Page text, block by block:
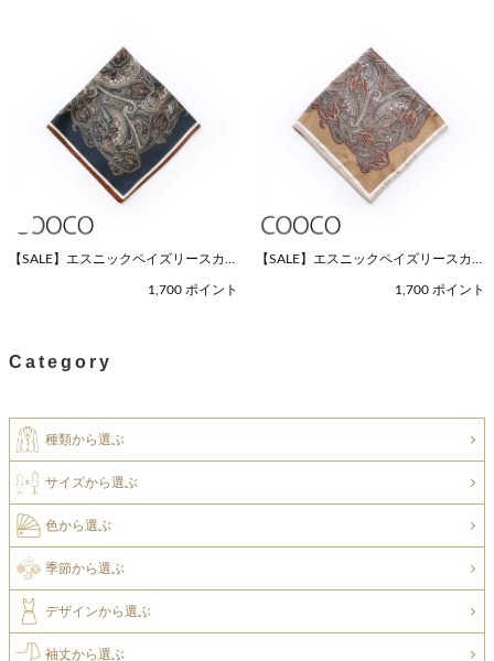
【SALE】エスニックペイズリースカー
1,700 ポイント
【SALE】エスニックペイズリースカー
1,700 ポイント
Category
種類から選ぶ
サイズから選ぶ
色から選ぶ
季節から選ぶ
デザインから選ぶ
袖丈から選ぶ